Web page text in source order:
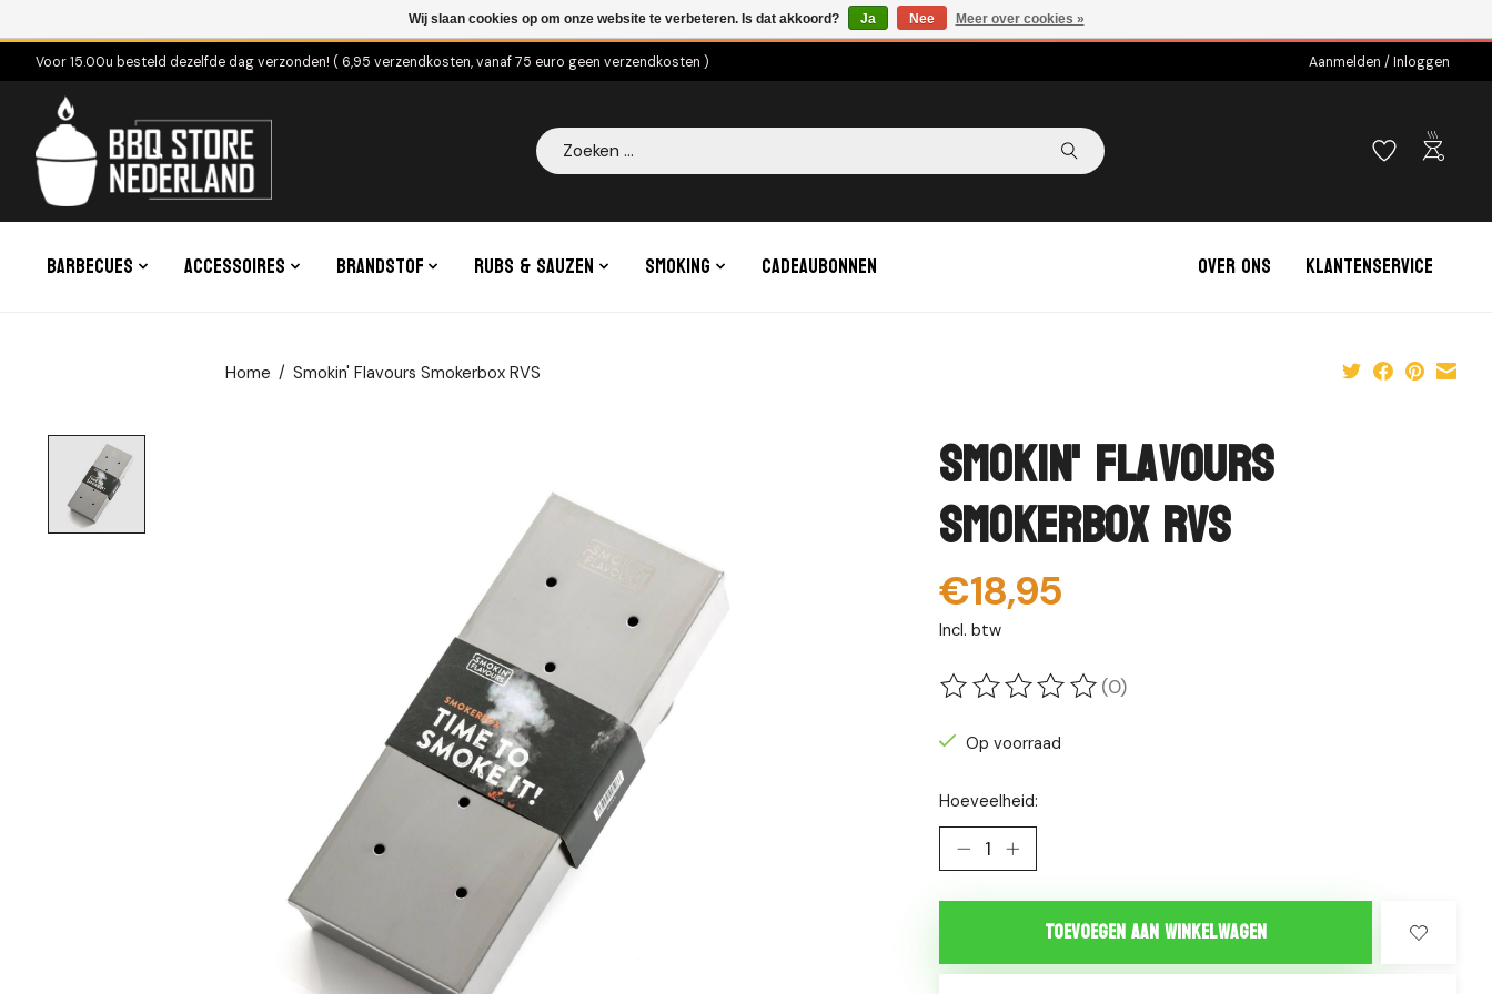
Voor 15.00u besteld dezelfde dag verzonden! ( 6,95 verzendkosten, vanaf 75 euro geen verzendkosten ) Aanmelden / Inloggen
Zoeken outdoor_grill
Barbecues Accessoires Brandstof Rubs & Sauzen Smoking Cadeaubonnen Over ons Klantenservice
Home / Smokin' Flavours Smokerbox RVS
Smokin' Flavours
Smokerbox RVS
€18,95
Incl. btw
De beoordeling van dit product is
(0)
Op voorraad
Hoeveelheid:
Toevoegen aan winkelwagen
Wij slaan cookies op om onze website te verbeteren. Is dat akkoord? Ja Nee Meer over cookies »